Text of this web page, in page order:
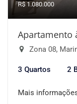
R$ 1.080.000
Apartamento
Zona 08,
3 Quartos 2
Mais